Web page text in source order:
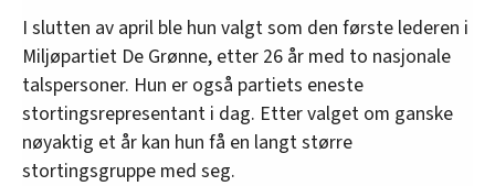
I slutten av april ble hun valgt som den første lederen i
Miljøpartiet De Grønne, etter 26 år med to nasjonale
talspersoner. Hun er også partiets eneste
stortingsrepresentant i dag. Etter valget om ganske
nøyaktig et år kan hun få en langt større
stortingsgruppe med seg.